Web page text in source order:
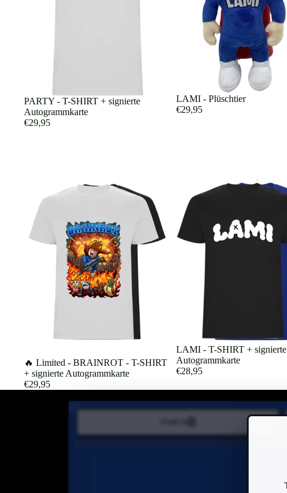
PARTY - T-SHIRT + signierte
Autogrammkarte
€29,95
Ausverkauft
LAMI - Plüschtier
€29,95
🔥 Limited - BRAINROT - T-SHIRT
+ signierte Autogrammkarte
€29,95
LAMI - T-SHIRT + signierte
Autogrammkarte
€28,95